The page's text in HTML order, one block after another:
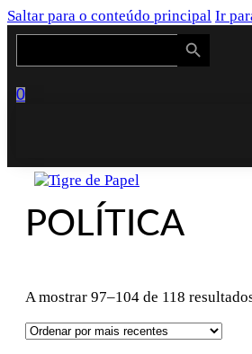
Saltar para o conteúdo principal Ir
Search
Search Button
0
POLÍTICA
A mostrar 97–104 de 118